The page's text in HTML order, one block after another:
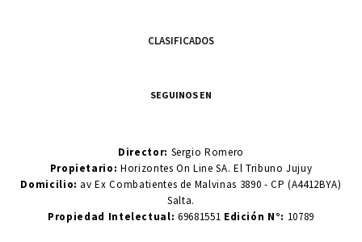
CLASIFICADOS
SEGUINOS EN
Director: Sergio Romero
Propietario:Horizontes On Line SA. El Tribuno Jujuy
Domicilio: av Ex Combatientes de Malvinas 3890 - CP (A4412BYA)
Salta.
Propiedad Intelectual: 69681551 Edición N°: 10789